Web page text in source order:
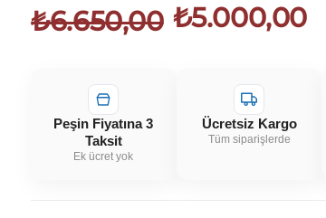
₺6.650,00 ₺5.000,00
Peşin Fiyatına 3
Taksit
Ek ücret yok
Ücretsiz Kargo
Tüm siparişlerde